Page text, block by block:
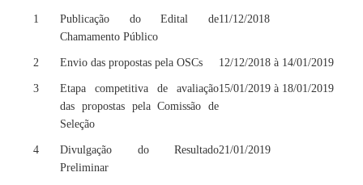
1
Publicação do Edital de
Chamamento Público
11/12/2018
2 Envio das propostas pela OSCs 12/12/2018 à 14/01/2019
3
Etapa competitiva de avaliação
das propostas pela Comissão de
Seleção
15/01/2019 à 18/01/2019
4
Divulgação do Resultado
Preliminar
21/01/2019